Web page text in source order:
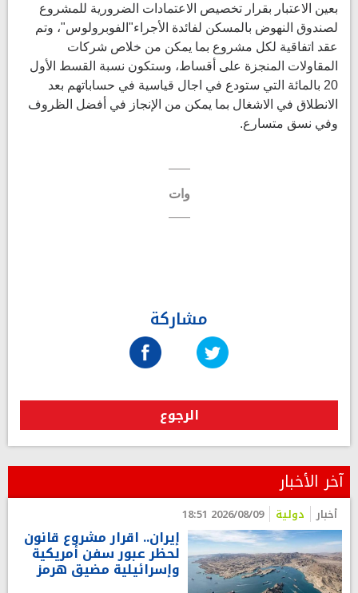
بعين الاعتبار بقرار تخصيص الاعتمادات الضرورية للمشروع
لصندوق النهوض بالمسكن لفائدة الأجراء"الفوبرولوس"، وتم
عقد اتفاقية لكل مشروع بما يمكن من خلاص شركات
المقاولات المنجزة على أقساط، وستكون نسبة القسط الأول
20 بالمائة التي ستودع في اجال قياسية في حساباتهم بعد
الانطلاق في الاشغال بما يمكن من الإنجاز في أفضل الظروف
وفي نسق متسارع.
وات
مشاركة
الرجوع
آخر الأخبار
أخبار دولية 2026/08/09 18:51
إيران.. اقرار مشروع قانون
لحظر عبور سفن أمريكية
وإسرائيلية مضيق هرمز